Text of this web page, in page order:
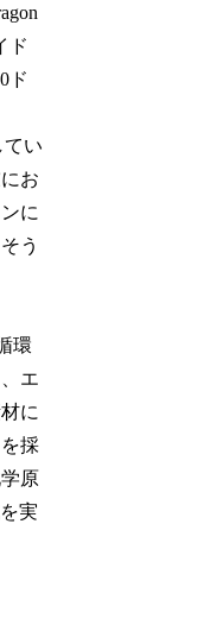
ド
ド
てい
お
に
う
環
エ
に
採
原
実